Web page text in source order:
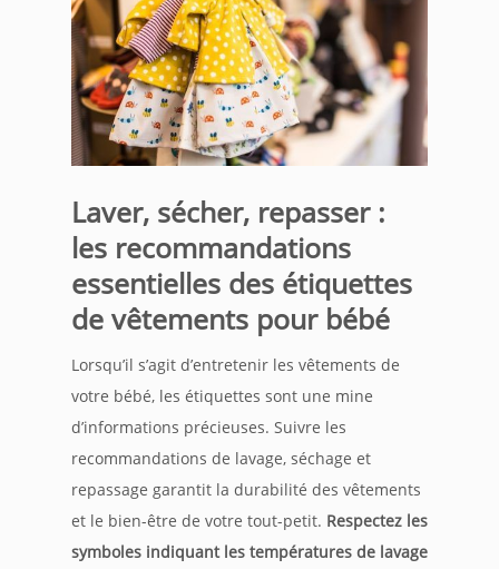
Laver, sécher, repasser :
les recommandations
essentielles des étiquettes
de vêtements pour bébé
Lorsqu’il s’agit d’entretenir les vêtements de
votre bébé, les étiquettes sont une mine
d’informations précieuses. Suivre les
recommandations de lavage, séchage et
repassage garantit la durabilité des vêtements
et le bien-être de votre tout-petit. Respectez les
symboles indiquant les températures de lavage